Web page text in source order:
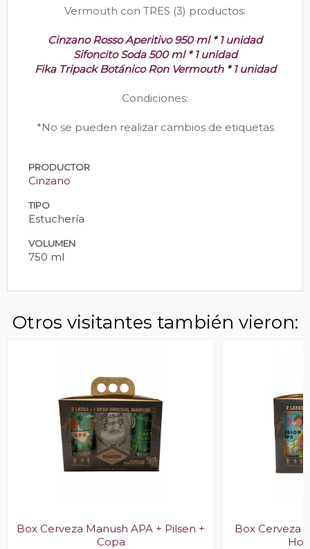
Vermouth con TRES (3) productos:
Cinzano Rosso Aperitivo 950 ml * 1 unidad
Sifoncito Soda 500 ml * 1 unidad
Fika Tripack Botánico Ron Vermouth * 1 unidad
Condiciones:
*No se pueden realizar cambios de etiquetas
PRODUCTOR
Cinzano
TIPO
Estuchería
VOLUMEN
750 ml
Otros visitantes también vieron:
Box Cerveza Manush APA + Pilsen +
Copa
Box Cerveza